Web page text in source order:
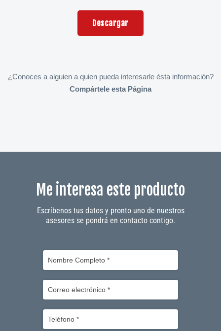
Descargar
¿Conoces a alguien a quien pueda interesarle ésta información?
Compártele esta Página
Me interesa este producto
Escríbenos tus datos y pronto uno de nuestros
asesores se pondrá en contacto contigo.